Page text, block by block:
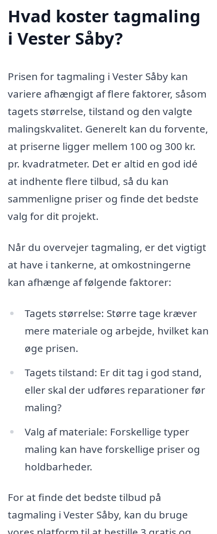
Hvad koster tagmaling
i Vester Såby?
Prisen for tagmaling i Vester Såby kan
variere afhængigt af flere faktorer, såsom
tagets størrelse, tilstand og den valgte
malingskvalitet. Generelt kan du forvente,
at priserne ligger mellem 100 og 300 kr.
pr. kvadratmeter. Det er altid en god idé
at indhente flere tilbud, så du kan
sammenligne priser og finde det bedste
valg for dit projekt.
Når du overvejer tagmaling, er det vigtigt
at have i tankerne, at omkostningerne
kan afhænge af følgende faktorer:
Tagets størrelse: Større tage kræver
mere materiale og arbejde, hvilket kan
øge prisen.
Tagets tilstand: Er dit tag i god stand,
eller skal der udføres reparationer før
maling?
Valg af materiale: Forskellige typer
maling kan have forskellige priser og
holdbarheder.
For at finde det bedste tilbud på
tagmaling i Vester Såby, kan du bruge